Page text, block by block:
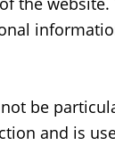
be
and is